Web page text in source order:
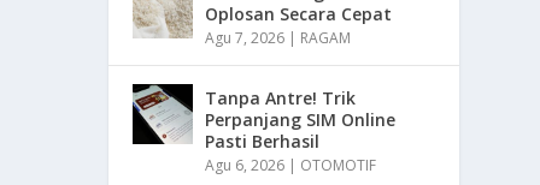
Oplosan Secara Cepat
Agu 7, 2026 | RAGAM
Tanpa Antre! Trik
Perpanjang SIM Online
Pasti Berhasil
Agu 6, 2026 | OTOMOTIF